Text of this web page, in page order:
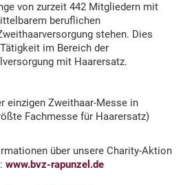
von zurzeit 442 Mitgliedern mit
beruflichen
stehen. Dies
im Bereich der
mit Haarersatz.
einzigen Zweithaar-Messe in
Fachmesse für Haarersatz)
über unsere Charity-Aktion
www.bvz-rapunzel.de